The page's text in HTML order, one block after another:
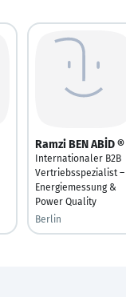
Ramzi BEN ABİD ®
Internationaler B2B
Vertriebsspezialist –
Energiemessung &
Power Quality
Berlin